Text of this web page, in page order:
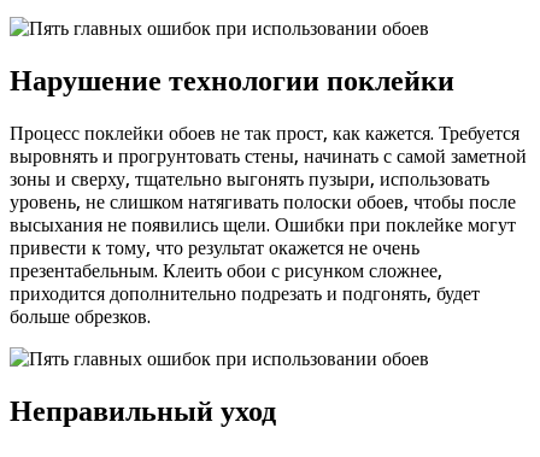
Нарушение технологии поклейки
Процесс поклейки обоев не так прост, как кажется. Требуется
выровнять и прогрунтовать стены, начинать с самой заметной
зоны и сверху, тщательно выгонять пузыри, использовать
уровень, не слишком натягивать полоски обоев, чтобы после
высыхания не появились щели. Ошибки при поклейке могут
привести к тому, что результат окажется не очень
презентабельным. Клеить обои с рисунком сложнее,
приходится дополнительно подрезать и подгонять, будет
больше обрезков.
Неправильный уход